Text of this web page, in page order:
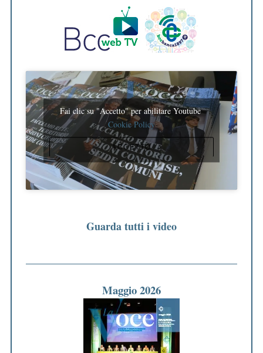
Fai clic su "Accetto" per abilitare Youtube
Cookie Policy
ACCETTO
Guarda tutti i video
Maggio 2026